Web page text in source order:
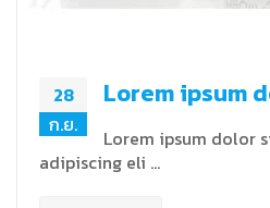
28
ก.ย.
Lorem ipsum
Lorem ipsum dolor
adipiscing eli …